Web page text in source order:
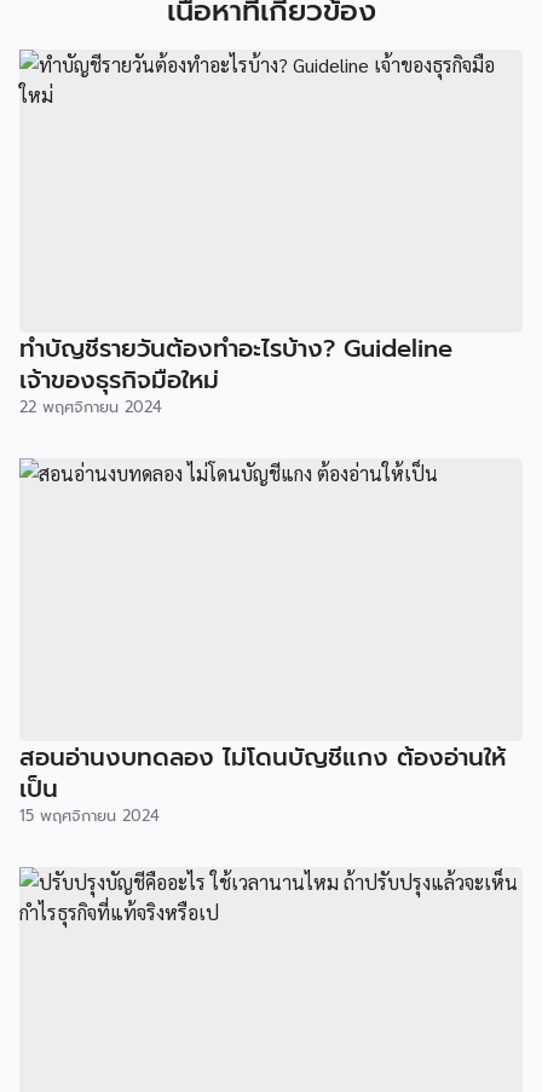
เนื้อหาที่เกี่ยวข้อง
ทำบัญชีรายวันต้องทำอะไรบ้าง? Guideline
เจ้าของธุรกิจมือใหม่
22 พฤศจิกายน 2024
สอนอ่านงบทดลอง ไม่โดนบัญชีแกง ต้องอ่านให้
เป็น
15 พฤศจิกายน 2024